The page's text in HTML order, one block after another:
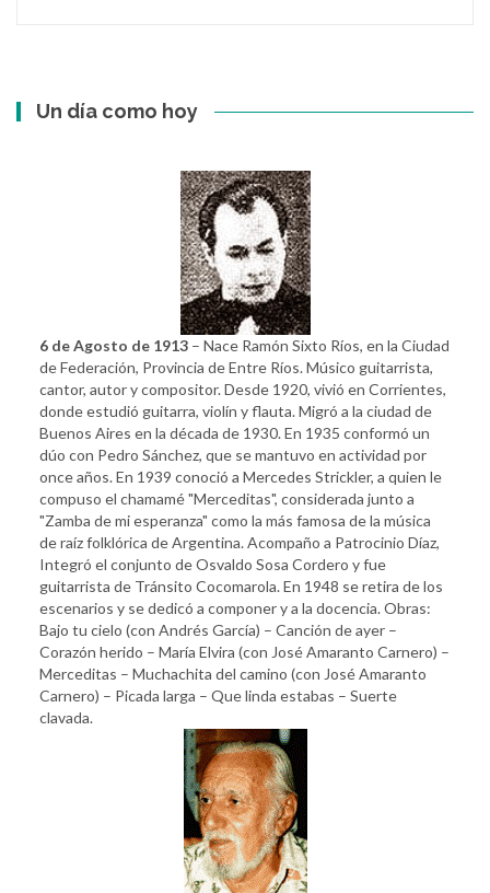
Un día como hoy
6 de Agosto de 1913 – Nace Ramón Sixto Ríos, en la Ciudad
de Federación, Provincia de Entre Ríos. Músico guitarrista,
cantor, autor y compositor. Desde 1920, vivió en Corrientes,
donde estudió guitarra, violín y flauta. Migró a la ciudad de
Buenos Aires en la década de 1930. En 1935 conformó un
dúo con Pedro Sánchez, que se mantuvo en actividad por
once años. En 1939 conoció a Mercedes Strickler, a quien le
compuso el chamamé "Merceditas", considerada junto a
"Zamba de mi esperanza" como la más famosa de la música
de raíz folklórica de Argentina. Acompaño a Patrocinio Díaz,
Integró el conjunto de Osvaldo Sosa Cordero y fue
guitarrista de Tránsito Cocomarola. En 1948 se retira de los
escenarios y se dedicó a componer y a la docencia. Obras:
Bajo tu cielo (con Andrés García) – Canción de ayer –
Corazón herido – María Elvira (con José Amaranto Carnero) –
Merceditas – Muchachita del camino (con José Amaranto
Carnero) – Picada larga – Que linda estabas – Suerte
clavada.